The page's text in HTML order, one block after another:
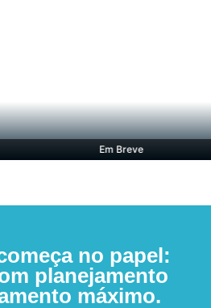
Em Breve
no papel:
planejamento
máximo.